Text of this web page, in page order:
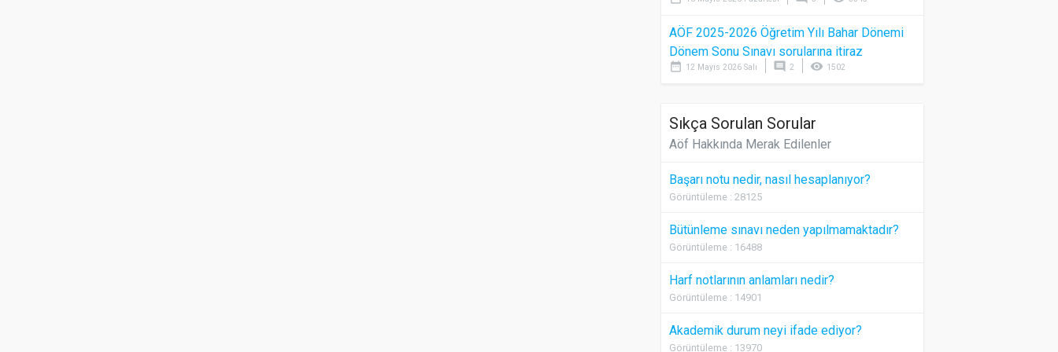
AÖF 2025-2026 Öğretim Yılı Bahar Dönemi
Dönem Sonu Sınavı sorularına itiraz
date_range 12 Mayıs 2026 Salı comment 2 visibility 1502
Sıkça Sorulan Sorular
Aöf Hakkında Merak Edilenler
Başarı notu nedir, nasıl hesaplanıyor?
Görüntüleme : 28125
Bütünleme sınavı neden yapılmamaktadır?
Görüntüleme : 16488
Harf notlarının anlamları nedir?
Görüntüleme : 14901
Akademik durum neyi ifade ediyor?
Görüntüleme : 13970